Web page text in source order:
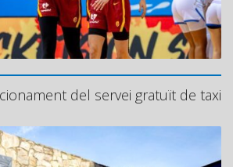
del servei gratuït de taxi